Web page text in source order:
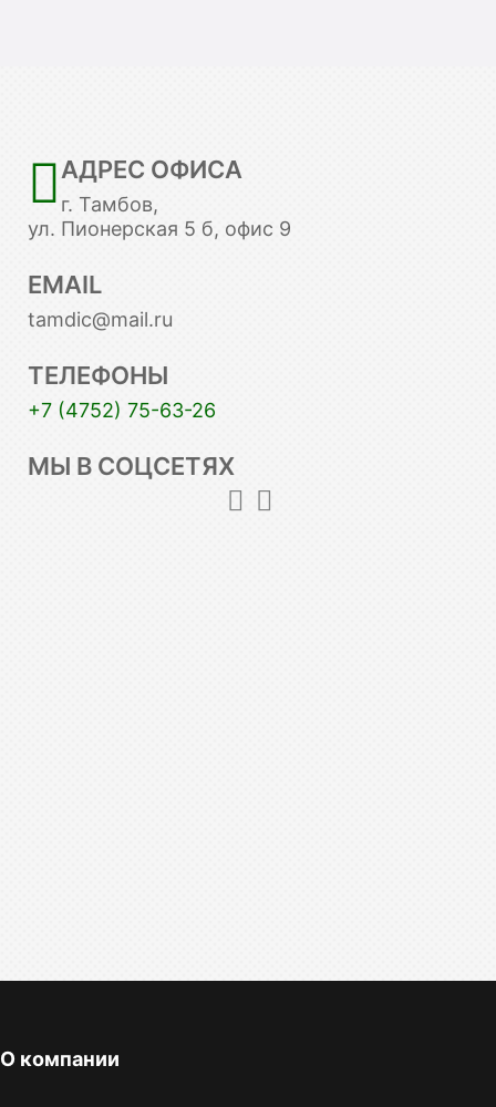
АДРЕС ОФИСА
г. Тамбов,
ул. Пионерская 5 б, офис 9
EMAIL
tamdic@mail.ru
ТЕЛЕФОНЫ
+7 (4752) 75-63-26
МЫ В СОЦСЕТЯХ
О компании